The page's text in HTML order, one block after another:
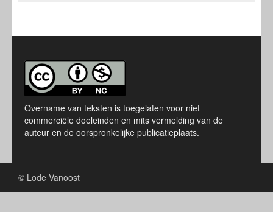
Overname van teksten is toegelaten voor niet
commerciële doeleinden en mits vermelding van de
auteur en de oorspronkelijke publicatieplaats.
© Lode Vanoost